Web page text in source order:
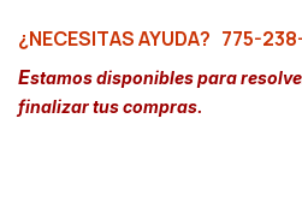
¿NECESITAS AYUDA? 775-
Estamos disponibles para
finalizar tus compras.